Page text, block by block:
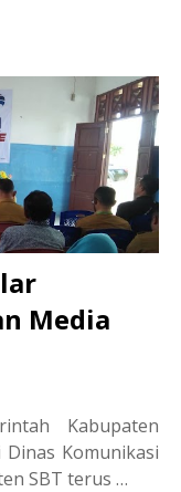
Media
Kabupaten
Komunikasi
SBT terus …